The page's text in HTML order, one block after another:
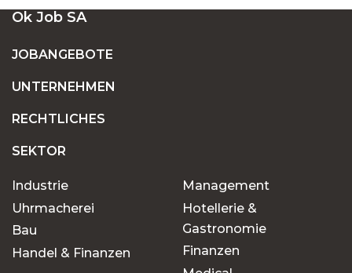
EINE GROSSE AUSWAHL AN OFFENEN S
TELLEN IN DER SCHWEIZ
FESTANSTELLUNG ODER BEFRISTETE
IHNEN PASST
WARUM SOLLTEN SIE OK JOB FÜR IHRE
JOBSUCHE WÄHLEN?
Chancen für jeden
Ok Job SA
JOBANGEBOTE
UNTERNEHMEN
RECHTLICHES
SEKTOR
Industrie
Uhrmacherei
Bau
Handel & Finanzen
Management
Hotellerie &
Gastronomie
Finanzen